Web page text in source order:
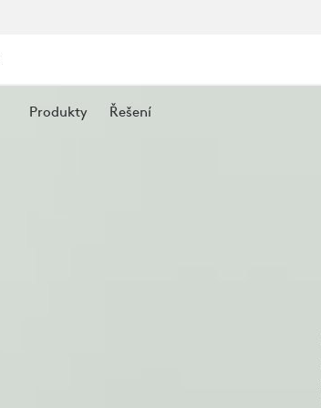
Produkty Řešení